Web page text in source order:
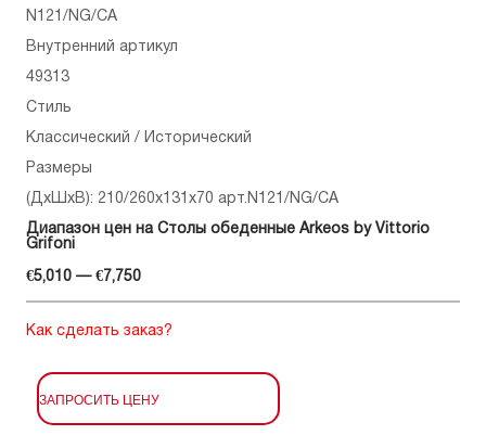
N121/NG/CA
Внутренний артикул
49313
Стиль
Классический / Исторический
Размеры
(ДхШхВ): 210/260x131x70 арт.N121/NG/CA
Диапазон цен на Столы обеденные Arkeos by Vittorio
Grifoni
€5,010 — €7,750
Как сделать заказ?
ЗАПРОСИТЬ ЦЕНУ